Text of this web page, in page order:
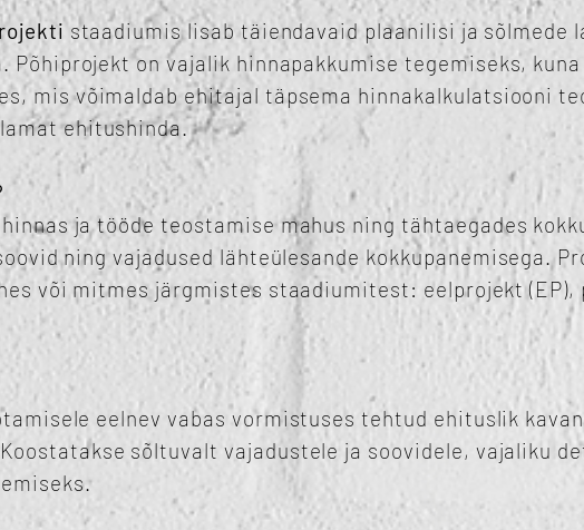
staadiumis lisab täiendavaid plaanilisi ja sõlmede
Põhiprojekt on vajalik hinnapakkumise tegemiseks,
mis võimaldab ehitajal täpsema hinnakalkulatsiooni
ehitushinda.
ja tööde teostamise mahus ning tähtaegades
ning vajadused lähteülesande kokkupanemisega.
või mitmes järgmistes staadiumitest: eelprojekt (EP),
eelnev vabas vormistuses tehtud ehituslik
sõltuvalt vajadustele ja soovidele, vajaliku